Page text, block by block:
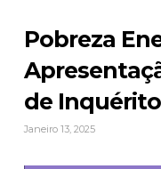
Pobreza
de
Janeiro 13, 2025